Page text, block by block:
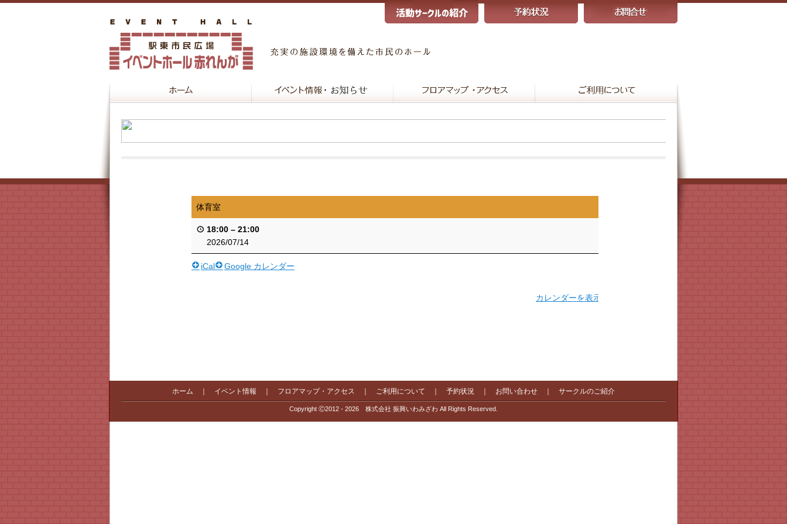
体育室
18:00 – 21:00
2026/07/14
iCal Google カレンダー
カレンダーを表示
ホーム イベント情報 フロアマップ・アクセス ご利用について 予約状況 お問い合わせ サークルのご紹介
Copyright Ⓒ2012 - 2026 株式会社 振興いわみざわ All Rights Reserved.